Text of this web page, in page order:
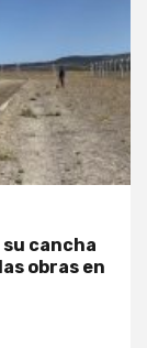
cancha
obras en